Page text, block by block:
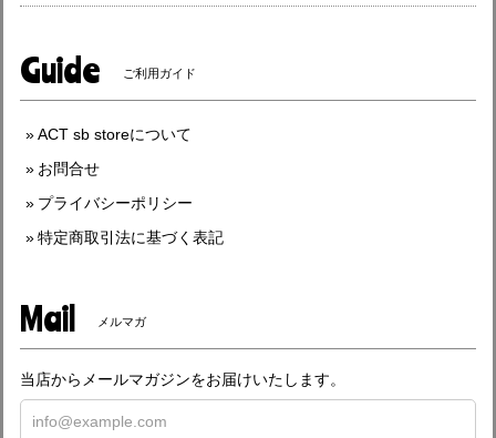
Guide ご利用ガイド
ACT sb storeについて
お問合せ
プライバシーポリシー
特定商取引法に基づく表記
Mail メルマガ
当店からメールマガジンをお届けいたします。